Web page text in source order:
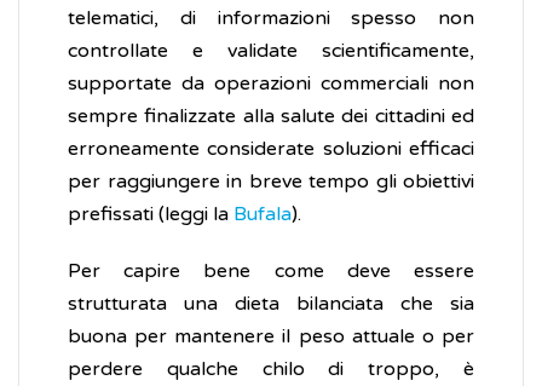
telematici, di informazioni spesso non
controllate e validate scientificamente,
supportate da operazioni commerciali non
sempre finalizzate alla salute dei cittadini ed
erroneamente considerate soluzioni efficaci
per raggiungere in breve tempo gli obiettivi
prefissati (leggi la Bufala).
Per capire bene come deve essere
strutturata una dieta bilanciata che sia
buona per mantenere il peso attuale o per
perdere qualche chilo di troppo, è